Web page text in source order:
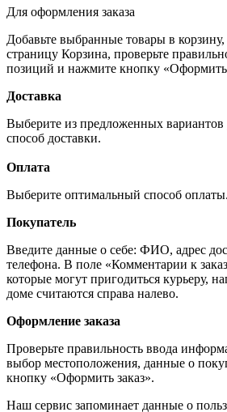
Для оформления заказа
Добавьте выбранные товары в корзину,
страницу Корзина, проверьте
позиций и нажмите кнопку «Оформить
Доставка
Выберите из предложенных вариантов
способ доставки.
Оплата
Выберите оптимальный способ оплаты.
Покупатель
Введите данные о себе: ФИО, адрес
телефона. В поле «Комментарии к
которые могут пригодиться курьеру,
доме считаются справа налево.
Оформление заказа
Проверьте правильность ввода
выбор местоположения, данные о
кнопку «Оформить заказ».
Наш сервис запоминает данные о